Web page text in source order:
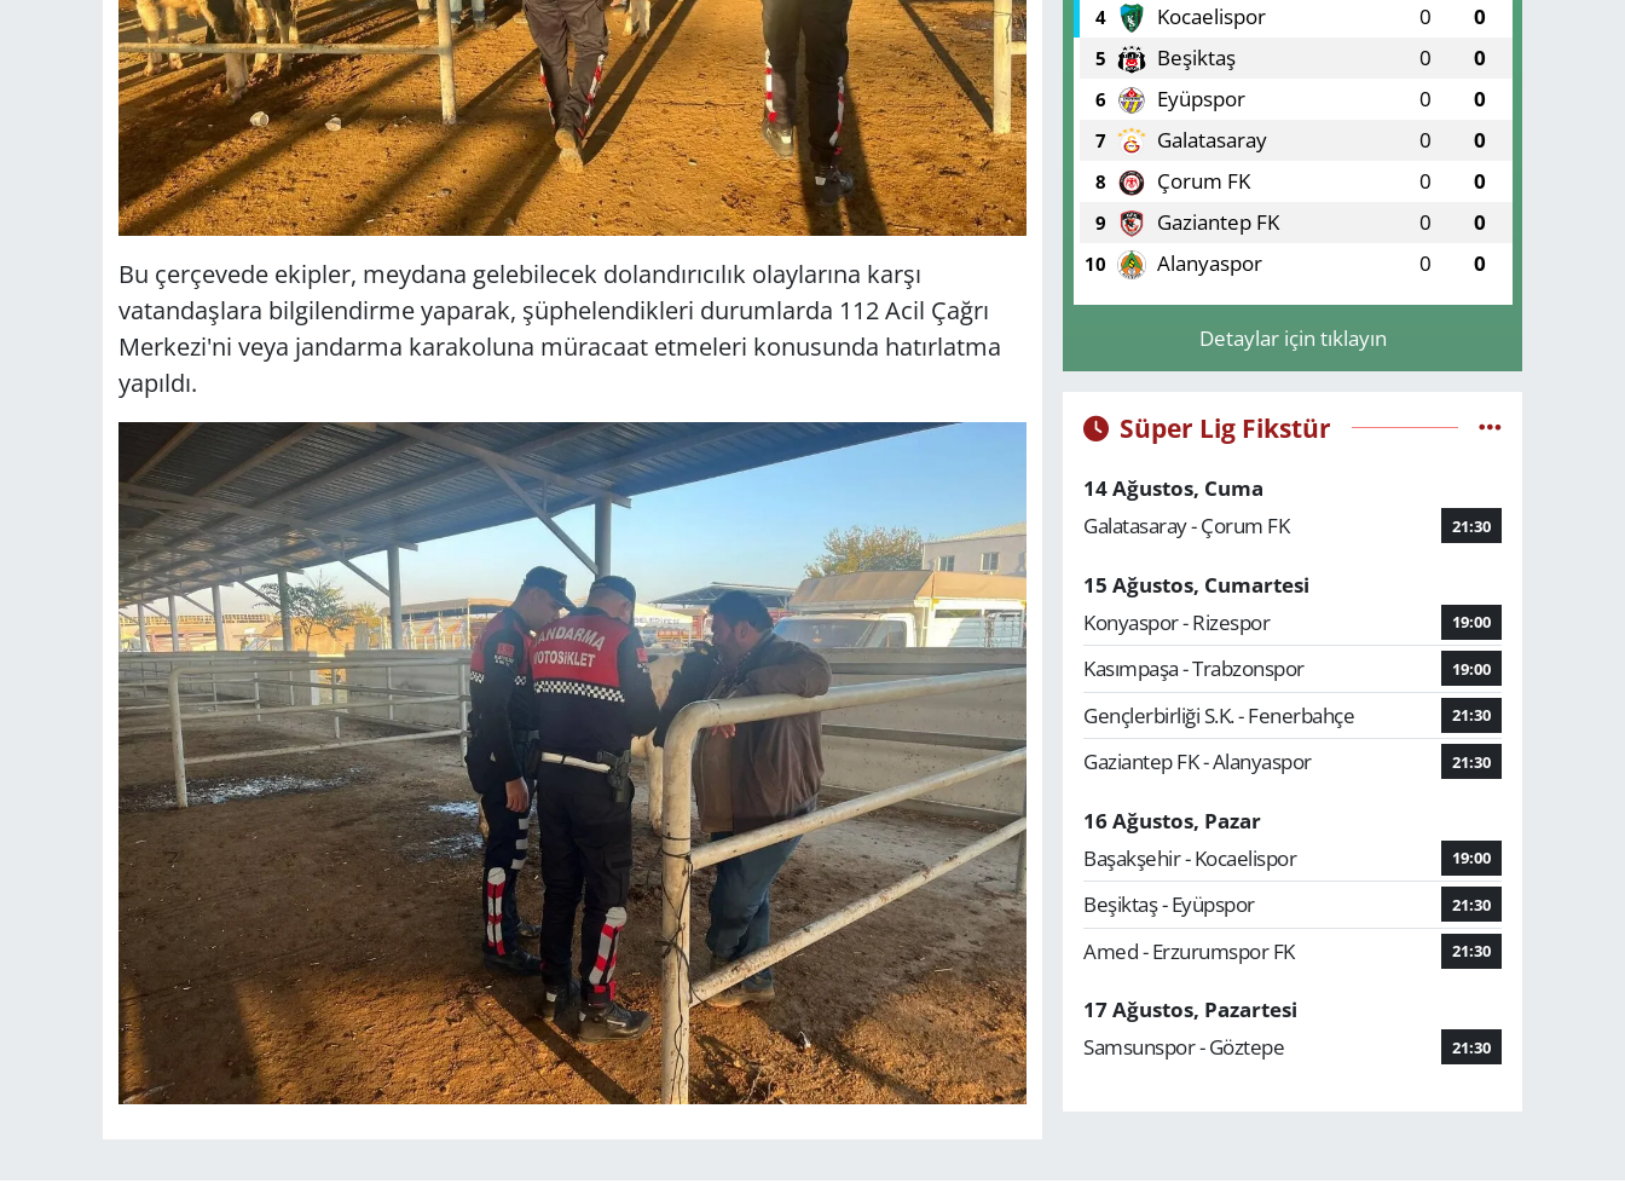
Bu çerçevede ekipler, meydana gelebilecek dolandırıcılık olaylarına karşı
vatandaşlara bilgilendirme yaparak, şüphelendikleri durumlarda 112 Acil Çağrı
Merkezi'ni veya jandarma karakoluna müracaat etmeleri konusunda hatırlatma
yapıldı.
4 Kocaelispor 0 0
5 Beşiktaş 0 0
6 Eyüpspor 0 0
7 Galatasaray 0 0
8 Çorum FK 0 0
9 Gaziantep FK 0 0
10 Alanyaspor 0 0
Detaylar için tıklayın
Süper Lig Fikstür
14 Ağustos, Cuma
Galatasaray - Çorum FK
21:30
15 Ağustos, Cumartesi
Konyaspor - Rizespor
19:00
Kasımpaşa - Trabzonspor 19:00
Gençlerbirliği S.K. - Fenerbahçe 21:30
Gaziantep FK - Alanyaspor 21:30
16 Ağustos, Pazar
Başakşehir - Kocaelispor
19:00
Beşiktaş - Eyüpspor 21:30
Amed - Erzurumspor FK 21:30
17 Ağustos, Pazartesi
Samsunspor - Göztepe
21:30